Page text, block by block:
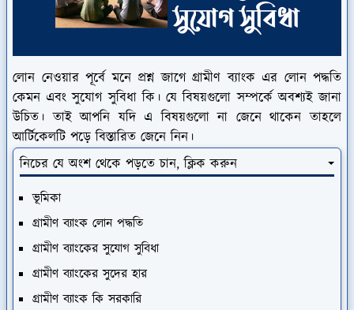
লোন নেওয়ার পূর্বে মনে প্রশ্ন জাগে গ্রামীণ ব্যাংক এর লোন পদ্ধতি
কেমন এবং সুযোগ সুবিধা কি। যে বিষয়গুলো সম্পর্কে অবশ্যই জানা
উচিত। তাই আপনি যদি এ বিষয়গুলো না জেনে থাকেন তাহলে
আর্টিকেলটি পড়ে বিস্তারিত জেনে নিন।
নিচের যে অংশ থেকে পড়তে চান, ক্লিক করুন
ভূমিকা
গ্রামীণ ব্যাংক লোন পদ্ধতি
গ্রামীণ ব্যাংকের সুযোগ সুবিধা
গ্রামীণ ব্যাংকের সুদের হার
গ্রামীণ ব্যাংক কি সরকারি